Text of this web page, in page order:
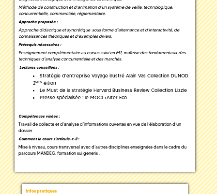
Méthode de construction et d’animation d’un système de veille, technologique,
concurrentielle, commerciale, réglementaire.
Approche proposée :
Approche didactique et syncrétique sous forme d’alternance et d’interactivité, de
connaissances théoriques et d’exemples divers.
Prérequis nécessaires :
Enseignement complémentaire au cursus suivi en M1, maîtrise des fondamentaux des
techniques d’analyse concurrentielle et des marchés.
Lectures conseillées :
Stratégie d’entreprise Voyage illustré Alain Vas Collection DUNOD
2ème éition
Le Must de la stratégie Harvard Business Review Collection Lizzie
Presse spécialisée : le MOCI +Alter Eco
Compétences visées :
Travail de collecte et d’analyse d’informations ouvertes en vue de l’élaboration d’un
dossier
Comment le cours s’articule-t-il :
Mise à niveau, cours transversal avec d’autres disciplines enseignées dans le cadre du
parcours MANDEG, formation sui generis .
Infos pratiques